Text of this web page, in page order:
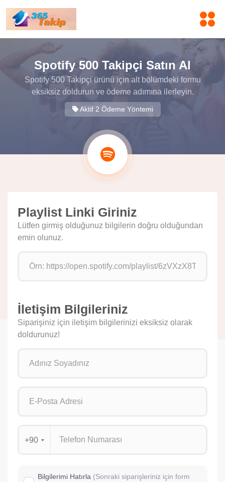
Spotify 500 Takipçi Satın Al
Spotify 500 Takipçi ürünü için alt bölümdeki formu
eksiksiz doldurun ve ödeme adımına ilerleyin.
Aktif 2 Ödeme Yöntemi
Playlist Linki Giriniz
Lütfen girmiş olduğunuz bilgilerin doğru olduğundan
emin olunuz.
İletişim Bilgileriniz
Siparişiniz için iletişim bilgilerinizi eksiksiz olarak
doldurunuz!
+90
Bilgilerimi Hatırla (Sonraki siparişleriniz için form